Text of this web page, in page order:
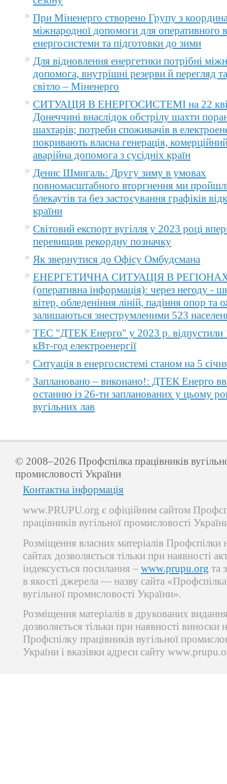
При Міненерго створено Групу з
міжнародної допомоги для оперативного
енергосистеми та підготовки до зими
Для відновлення енергетики потрібні
допомога, внутрішні резерви й перегляд
світло – Міненерго
СИТУАЦІЯ В ЕНЕРГОСИСТЕМІ на 22
Донеччині внаслідок обстрілу шахти
шахтарів; потреби споживачів в
покривають власна генерація,
аварійна допомога з сусідніх країн
Денис Шмигаль: Другу зиму в умовах
повномасштабного вторгнення ми
блекаутів та без застосування графіків
країни
Світовий експорт вугілля у 2023 році
перевищив рекордну позначку
Як звернутися до Офісу Омбудсмана
ЕНЕРГЕТИЧНА СИТУАЦІЯ В
(оперативна інформація): через негоду -
вітер, обледеніння ліній, падіння опор та
залишаються знеструмленими 523
ТЕС "ДТЕК Енерго" у 2023 р. відпустили
кВт-год електроенергії
Ситуація в енергосистемі станом на 5
Заплановано – виконано!: ДТЕК Енерго
останню із 26-ти запланованих у цьому
вугільних лав
© 2008–2026 Профспілка працівників
промисловості України
Контактна інформація
www.PRUPU.org є офіційним сайтом
працівників вугільної промисловості
Розміщення власних матеріалів Профспілки
сайтах дозволяється тільки при наявності
індексується посилання – www.prupu.org та
в якості джерела — назву сайта «Профспілка
вугільної промисловості України».
Розміщення матеріалів в друкованих
дозволяється тільки при наявності виноски
Профспілку працівників вугільної
України і вказівки адреси сайту